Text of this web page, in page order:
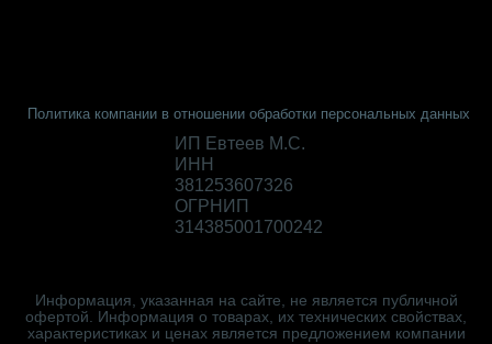
Политика компании в отношении обработки персональных данных
ИП Евтеев М.С.
ИНН
381253607326
ОГРНИП
314385001700242
Информация, указанная на сайте, не является публичной
офертой. Информация о товарах, их технических свойствах,
характеристиках и ценах является предложением компании